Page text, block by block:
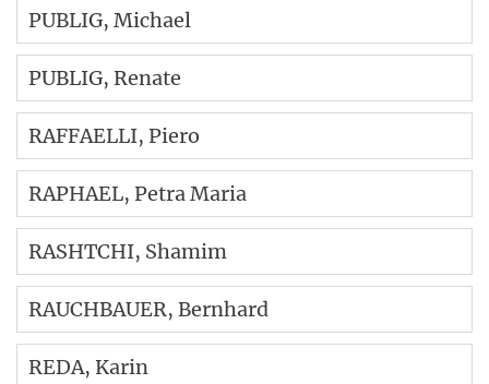
PUBLIG, Michael
PUBLIG, Renate
RAFFAELLI, Piero
RAPHAEL, Petra Maria
RASHTCHI, Shamim
RAUCHBAUER, Bernhard
REDA, Karin